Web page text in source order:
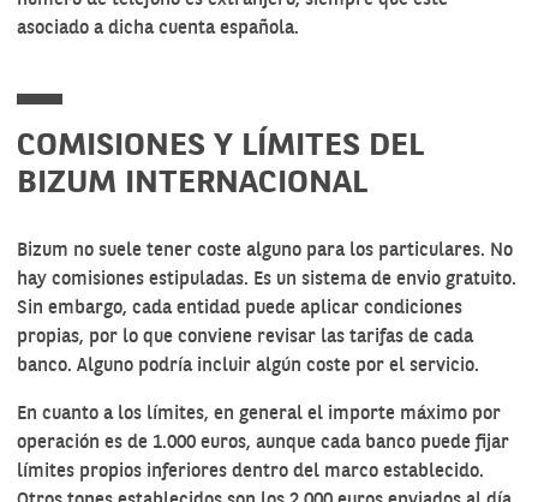
asociado a dicha cuenta española.
COMISIONES Y LÍMITES DEL
BIZUM INTERNACIONAL
Bizum no suele tener coste alguno para los particulares. No
hay comisiones estipuladas. Es un sistema de envio gratuito.
Sin embargo, cada entidad puede aplicar condiciones
propias, por lo que conviene revisar las tarifas de cada
banco. Alguno podría incluir algún coste por el servicio.
En cuanto a los límites, en general el importe máximo por
operación es de 1.000 euros, aunque cada banco puede fijar
límites propios inferiores dentro del marco establecido.